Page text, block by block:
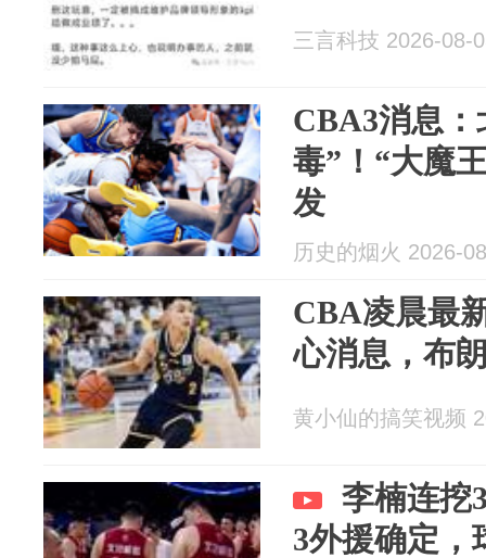
三言科技 2026-08-
CBA3消息
毒”！“大魔
发
历史的烟火 2026-
CBA凌晨最
心消息，布
黄小仙的搞笑视频
李楠连挖
3外援确定，